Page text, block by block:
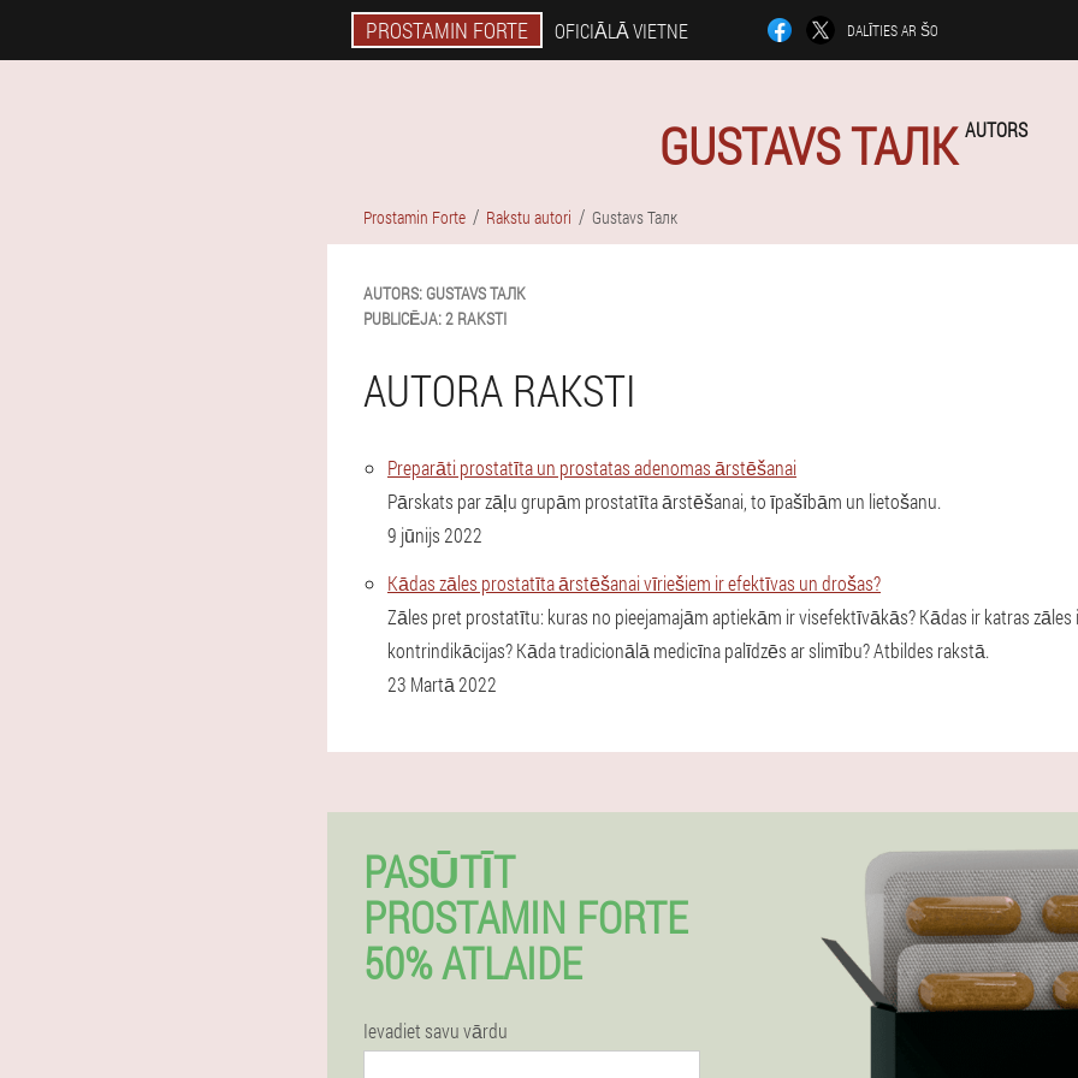
PROSTAMIN FORTE OFICIĀLĀ VIETNE DALĪTIES AR ŠO
GUSTAVS ТАЛК AUTORS
Prostamin Forte Rakstu autori Gustavs Талк
AUTORS: GUSTAVSТАЛК
PUBLICĒJA:2 RAKSTI
AUTORA RAKSTI
Preparāti prostatīta un prostatas adenomas ārstēšanai
Pārskats par zāļu grupām prostatīta ārstēšanai, to īpašībām un lietošanu.
9 jūnijs 2022
Kādas zāles prostatīta ārstēšanai vīriešiem ir efektīvas un drošas?
Zāles pret prostatītu: kuras no pieejamajām aptiekām ir visefektīvākās? Kādas ir katras zāles
kontrindikācijas? Kāda tradicionālā medicīna palīdzēs ar slimību? Atbildes rakstā.
23 Martā 2022
PASŪTĪT
PROSTAMIN FORTE
50% ATLAIDE
Ievadiet savu vārdu